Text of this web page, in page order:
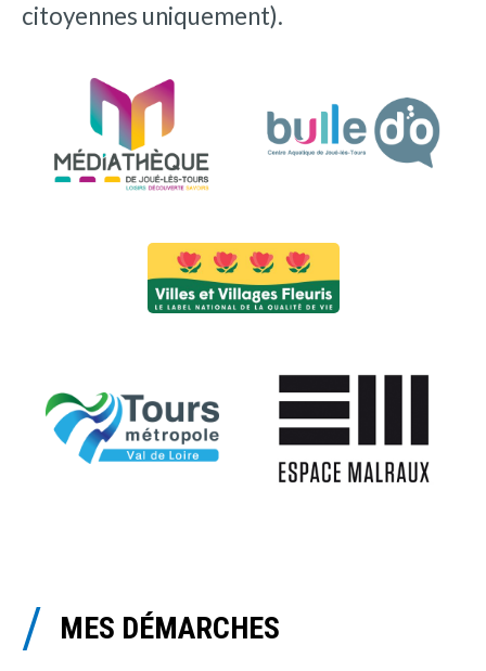
citoyennes uniquement).
MES DÉMARCHES